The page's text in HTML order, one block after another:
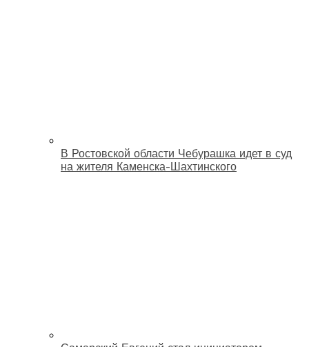
В Ростовской области Чебурашка идет в суд
на жителя Каменска-Шахтинского